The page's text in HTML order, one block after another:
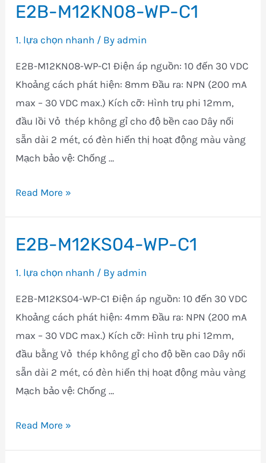
C1
E2B-M12KN08-WP-C1
1. lựa chọn nhanh / By admin
E2B-M12KN08-WP-C1 Điện áp nguồn: 10 đến 30 VDC
Khoảng cách phát hiện: 8mm Đầu ra: NPN (200 mA
max – 30 VDC max.) Kích cỡ: Hình trụ phi 12mm,
đầu lồi Vỏ thép không gỉ cho độ bền cao Dây nối
sẵn dài 2 mét, có đèn hiến thị hoạt động màu vàng
Mạch bảo vệ: Chống …
E2B-
C1
Read More »
E2B-M12KS04-WP-C1
1. lựa chọn nhanh / By admin
E2B-M12KS04-WP-C1 Điện áp nguồn: 10 đến 30 VDC
Khoảng cách phát hiện: 4mm Đầu ra: NPN (200 mA
max – 30 VDC max.) Kích cỡ: Hình trụ phi 12mm,
đầu bằng Vỏ thép không gỉ cho độ bền cao Dây nối
sẵn dài 2 mét, có đèn hiến thị hoạt động màu vàng
Mạch bảo vệ: Chống …
E2B-
Read More »